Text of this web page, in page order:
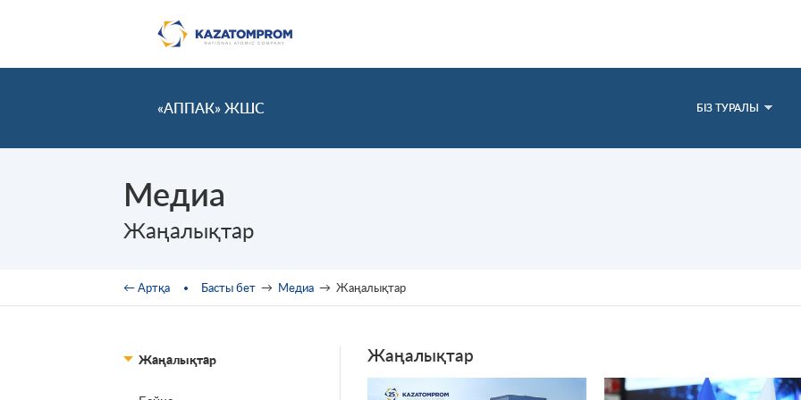
«АППАК» ЖШС БІЗ ТУРАЛЫ
Медиа
Жаңалықтар
You are here
← Артқа Басты бет → Медиа → Жаңалықтар
Жаңалықтар Жаңалықтар